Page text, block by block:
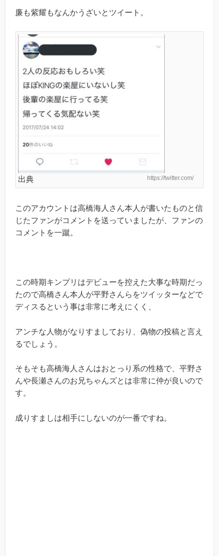
廉も紫耀もなんかうざいとツイート。
出典 https://twitter.com/
このアカウントは高橋海人さん本人が書いたものと信
じたファンがコメントを送っていましたが、ファンの
コメントを一蹴。
この時期キンプリはデビューを控えた大事な時期だっ
たので高橋さん本人が平野さんらをツイッターなどで
ディスるという事は非常に考えにくく、
アンチな人物がなりすましており、偽物の投稿と言え
るでしょう。
そもそも高橋海人さんはおとっり系の性格で、平野さ
んや長瀬さんのお兄ちゃんズとは非常に仲が良いので
す。
成りすましは相手にしないのが一番ですね。